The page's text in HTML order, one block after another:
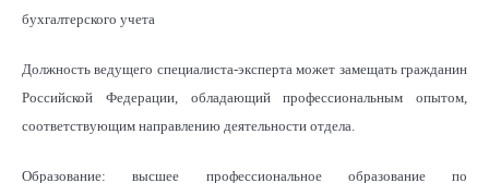
бухгалтерского учета
Должность ведущего специалиста-эксперта может замещать гражданин
Российской Федерации, обладающий профессиональным опытом,
соответствующим направлению деятельности отдела.
Образование: высшее профессиональное образование по